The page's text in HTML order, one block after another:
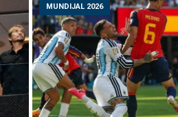
MUNDIJAL 2026